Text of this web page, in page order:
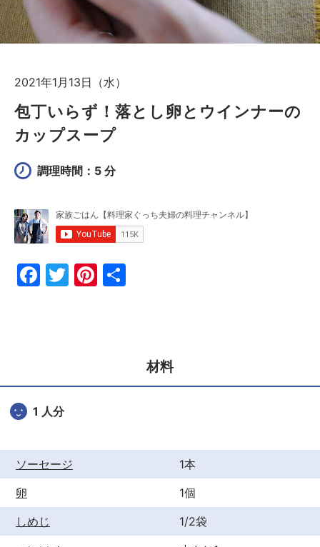
2021年1月13日（水）
包丁いらず！落とし卵とウインナーの
カップスープ
調理時間：5 分
F
o
o
T
Pi
材料
1 人分
ソーセージ
1本
卵
1個
しめじ
1/2袋